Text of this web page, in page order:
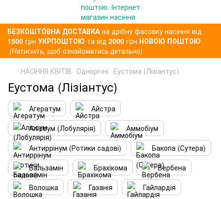
БЕЗКОШТОВНА ДОСТАВКАна дрібну фасовку насіння від
1500 грн УКРПОШТОЮ та від 2000 грн НОВОЮ ПОШТОЮ
(Натисніть, щоб ознайомитись детально)
НАСІННЯ КВІТІВ Однорічні Еустома (Лізіантус)
Еустома (Лізіантус)
Агератум
Айстра
Аліссум (Лобулярія)
Аммобіум
Антиррінум (Ротики садові)
Бакопа (Сутера)
Бальзамін
Брахікома
Вербена
Волошка
Газанія
Гайлардія